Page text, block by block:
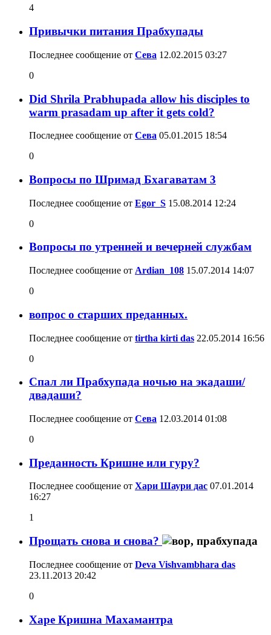
4
Привычки питания Прабхупады
Последнее сообщение от Сева 12.02.2015 03:27
0
Did Shrila Prabhupada allow his disciples to
warm prasadam up after it gets cold?
Последнее сообщение от Сева 05.01.2015 18:54
0
Вопросы по Шримад Бхагаватам 3
Последнее сообщение от Egor_S 15.08.2014 12:24
0
Вопросы по утренней и вечерней службам
Последнее сообщение от Ardian_108 15.07.2014 14:07
0
вопрос о старших преданных.
Последнее сообщение от tirtha kirti das 22.05.2014 16:56
0
Спал ли Прабхупада ночью на экадаши/
двадаши?
Последнее сообщение от Сева 12.03.2014 01:08
0
Преданность Кришне или гуру?
Последнее сообщение от Хари Шаури дас 07.01.2014
16:27
1
Прощать снова и снова?
Последнее сообщение от Deva Vishvambhara das
23.11.2013 20:42
0
Харе Кришна Махамантра